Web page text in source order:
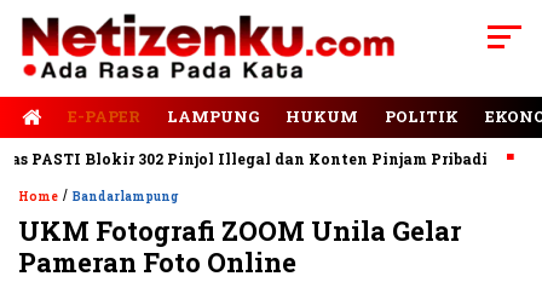
E-PAPER LAMPUNG HUKUM POLITIK
Blokir 302 Pinjol Illegal dan Konten Pinjam Pribadi
Home / Bandarlampung
UKM Fotografi ZOOM Unila Gelar
Pameran Foto Online